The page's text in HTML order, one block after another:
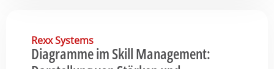
Rexx Systems
Diagramme im Skill Management: